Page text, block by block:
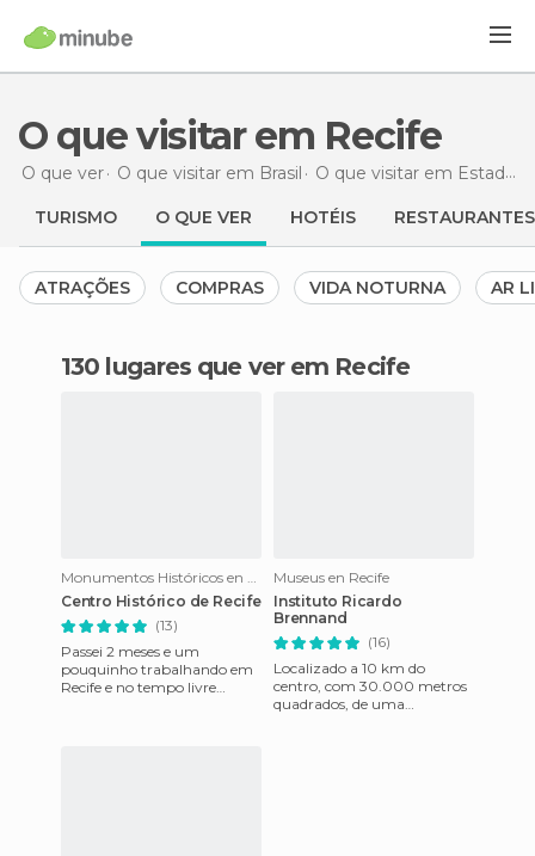
O que visitar em Recife
O que ver O que visitar em Brasil O que visitar em Estado de Pernambuco
TURISMO O QUE VER HOTÉIS RESTAURANTES
ATRAÇÕES COMPRAS VIDA NOTURNA AR
130 lugares que ver em Recife
Monumentos Históricos en Recife
Centro Histórico de Recife
(13)
Passei 2 meses e um
pouquinho trabalhando em
Recife e no tempo livre
Museus en Recife
Instituto Ricardo
Brennand
(16)
Localizado a 10 km do
centro, com 30.000 metros
quadrados, de uma